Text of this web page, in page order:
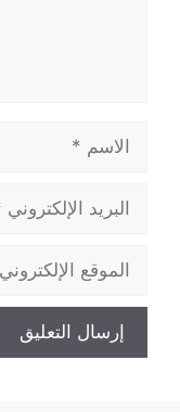
الإلكتروني
الإلكتروني